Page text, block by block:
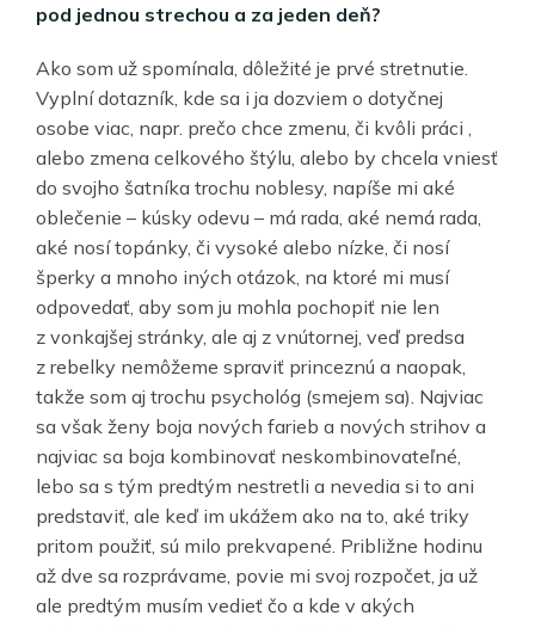
pod jednou strechou a za jeden deň?
Ako som už spomínala, dôležité je prvé stretnutie.
Vyplní dotazník, kde sa i ja dozviem o dotyčnej
osobe viac, napr. prečo chce zmenu, či kvôli práci ,
alebo zmena celkového štýlu, alebo by chcela vniesť
do svojho šatníka trochu noblesy, napíše mi aké
oblečenie – kúsky odevu – má rada, aké nemá rada,
aké nosí topánky, či vysoké alebo nízke, či nosí
šperky a mnoho iných otázok, na ktoré mi musí
odpovedať, aby som ju mohla pochopiť nie len
z vonkajšej stránky, ale aj z vnútornej, veď predsa
z rebelky nemôžeme spraviť princeznú a naopak,
takže som aj trochu psychológ (smejem sa). Najviac
sa však ženy boja nových farieb a nových strihov a
najviac sa boja kombinovať neskombinovateľné,
lebo sa s tým predtým nestretli a nevedia si to ani
predstaviť, ale keď im ukážem ako na to, aké triky
pritom použiť, sú milo prekvapené. Približne hodinu
až dve sa rozprávame, povie mi svoj rozpočet, ja už
ale predtým musím vedieť čo a kde v akých